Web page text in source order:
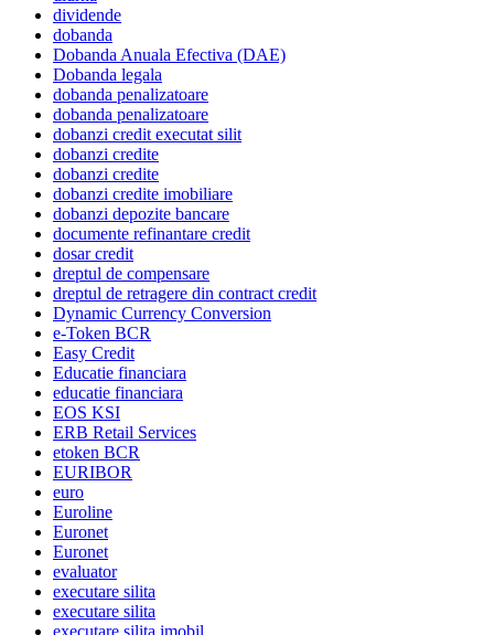
dividende
dobanda
Dobanda Anuala Efectiva (DAE)
Dobanda legala
dobanda penalizatoare
dobanda penalizatoare
dobanzi credit executat silit
dobanzi credite
dobanzi credite
dobanzi credite imobiliare
dobanzi depozite bancare
documente refinantare credit
dosar credit
dreptul de compensare
dreptul de retragere din contract credit
Dynamic Currency Conversion
e-Token BCR
Easy Credit
Educatie financiara
educatie financiara
EOS KSI
ERB Retail Services
etoken BCR
EURIBOR
euro
Euroline
Euronet
Euronet
evaluator
executare silita
executare silita
executare silita imobil